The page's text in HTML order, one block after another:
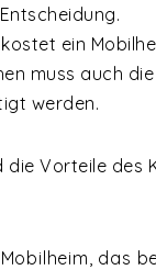
ein
muss auch
werden.
die Vorteile des
das